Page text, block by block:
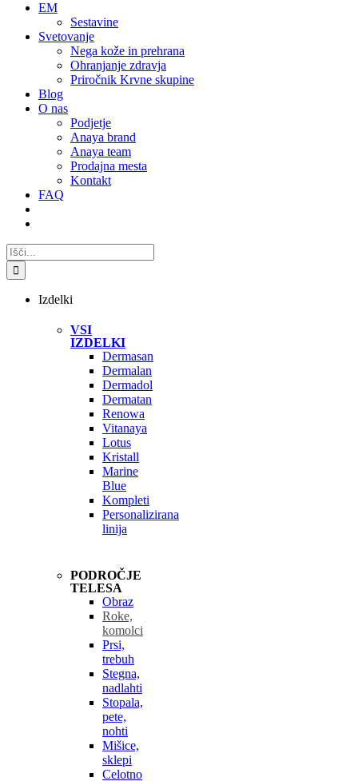
EM
Sestavine
Svetovanje
Nega kože in prehrana
Ohranjanje zdravja
Priročnik Krvne skupine
Blog
O nas
Podjetje
Anaya brand
Anaya team
Prodajna mesta
Kontakt
FAQ
Search
for:
Izdelki
VSI
IZDELKI
Dermasan
Dermalan
Dermadol
Dermatan
Renowa
Vitanaya
Lotus
Kristall
Marine
Blue
Kompleti
Personalizirana
linija
PODROČJE
TELESA
Obraz
Roke,
komolci
Prsi,
trebuh
Stegna,
nadlahti
Stopala,
pete,
nohti
Mišice,
sklepi
Celotno